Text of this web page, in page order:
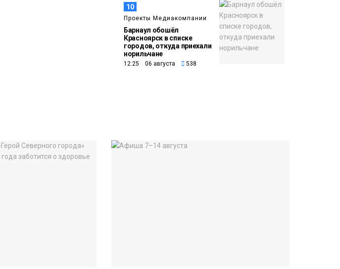
10
Проекты Медиакомпании
Барнаул обошёл
Красноярск в списке
городов, откуда приехали
норильчане
12:25 06 августа 538